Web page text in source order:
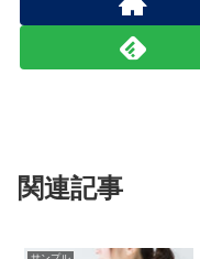
関連記事